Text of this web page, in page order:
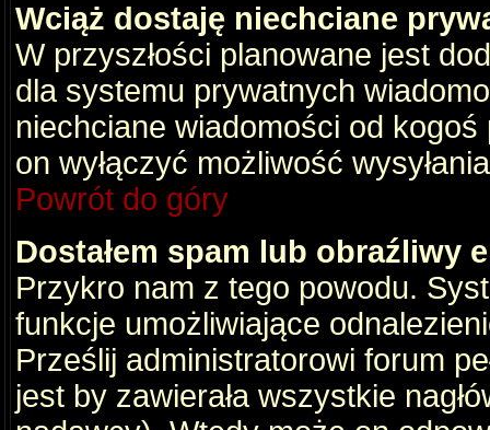
Wciąż dostaję niechciane
W przyszłości planowane jest
dla systemu prywatnych
niechciane wiadomości od
on wyłączyć możliwość
Powrót do góry
Dostałem spam lub obraźliwy
Przykro nam z tego powodu.
funkcje umożliwiające
Prześlij administratorowi forum
jest by zawierała wszystkie